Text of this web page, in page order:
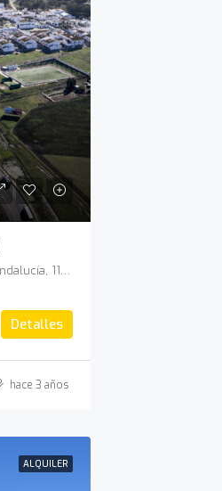
Tahivilla, Tarifa, Campo de Gibraltar, Cádiz, Andalucía, 11380, España
Detalles
hace 3 años
ALQUILER